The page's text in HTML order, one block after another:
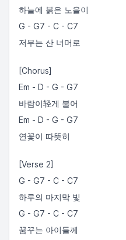
하늘에 붉은 노을이
G - G7 - C - C7
저무는 산 너머로
[Chorus]
Em - D - G - G7
바람이轻게 불어
Em - D - G - G7
연꽃이 따뜻히
[Verse 2]
G - G7 - C - C7
하루의 마지막 빛
G - G7 - C - C7
꿈꾸는 아이들께